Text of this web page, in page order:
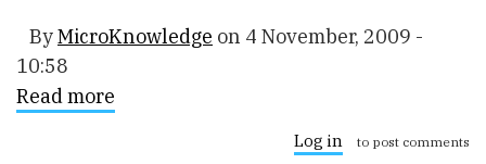
ByMicroKnowledge on 4 November, 2009 -
10:58
Read more
Log in to post comments